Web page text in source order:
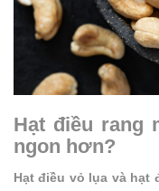
Hạt điều rang
ngon hơn?
Hạt điều vỏ lụa và hạt